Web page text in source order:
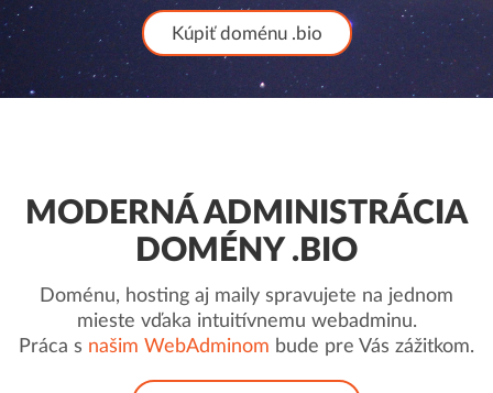
Kúpiť doménu .bio
MODERNÁ ADMINISTRÁCIA
DOMÉNY .BIO
Doménu, hosting aj maily spravujete na jednom
mieste vďaka intuitívnemu webadminu.
Práca s našim WebAdminom bude pre Vás zážitkom.